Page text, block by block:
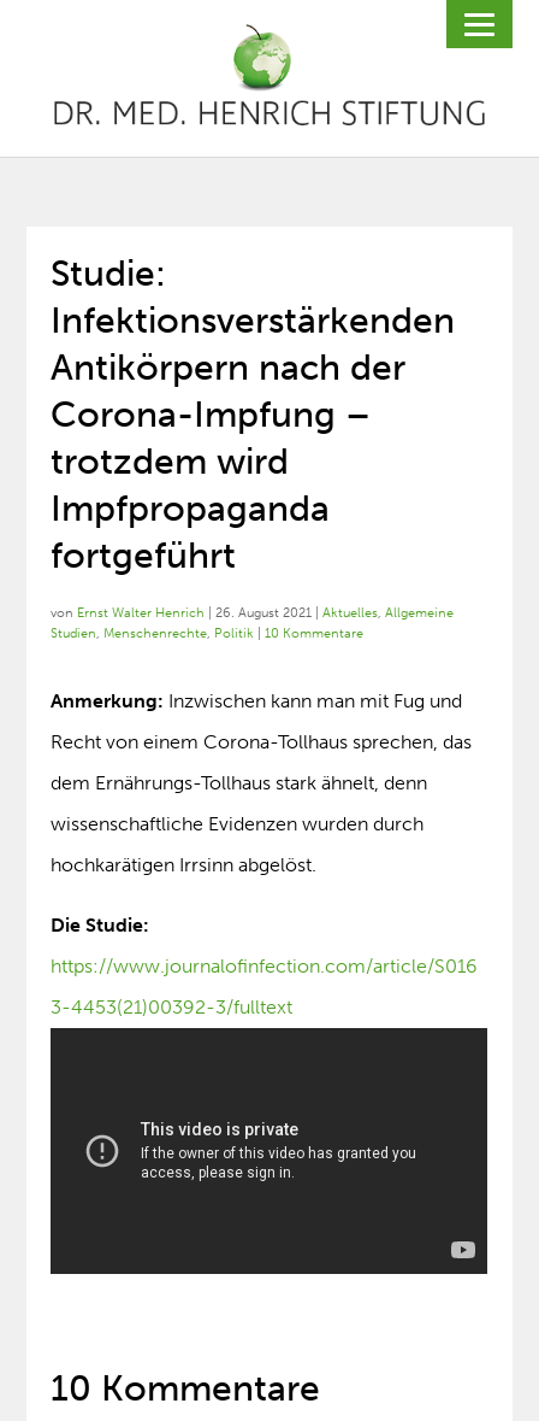
Studie:
Infektionsverstärkenden
Antikörpern nach der
Corona-Impfung –
trotzdem wird
Impfpropaganda
fortgeführt
von Ernst Walter Henrich |26. August 2021 |Aktuelles,Allgemeine
Studien, Menschenrechte, Politik |10 Kommentare
Anmerkung: Inzwischen kann man mit Fug und
Recht von einem Corona-Tollhaus sprechen, das
dem Ernährungs-Tollhaus stark ähnelt, denn
wissenschaftliche Evidenzen wurden durch
hochkarätigen Irrsinn abgelöst.
Die Studie:
https://www.journalofinfection.com/article/S016
3-4453(21)00392-3/fulltext
10 Kommentare